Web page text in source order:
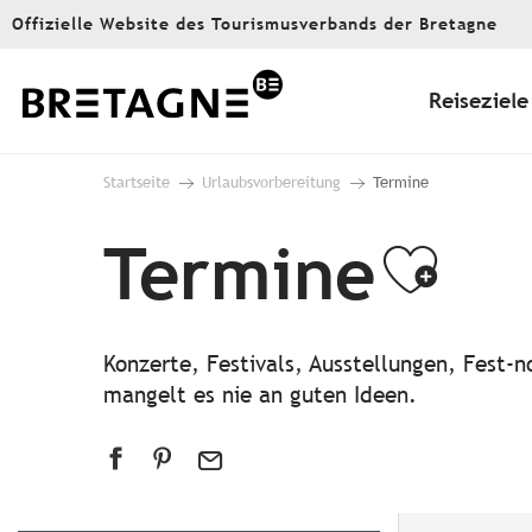
Aller
principal
Offizielle Website des Tourismusverbands der Bretagne
Reiseziele
Startseite Urlaubsvorbereitung Termine
Termine
Konzerte, Festivals, Ausstellungen, Fest-
mangelt es nie an guten Ideen.